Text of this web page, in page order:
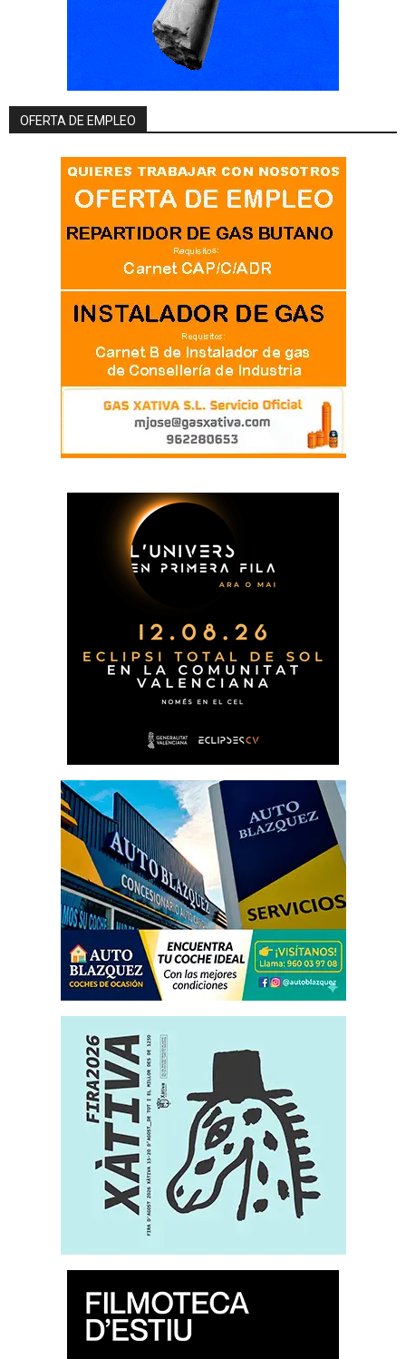
OFERTA DE EMPLEO